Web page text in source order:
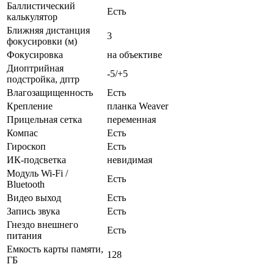
Баллистический
калькулятор
Есть
Ближняя дистанция
фокусировки (м)
3
Фокусировка
на объективе
Диоптрийная
подстройка, дптр
-5/+5
Влагозащищенность
Есть
Крепление
планка Weaver
Прицельная сетка
переменная
Компас
Есть
Гироскоп
Есть
ИК-подсветка
невидимая
Модуль Wi-Fi /
Bluetooth
Есть
Видео выход
Есть
Запись звука
Есть
Гнездо внешнего
питания
Есть
Емкость карты памяти,
ГБ
128